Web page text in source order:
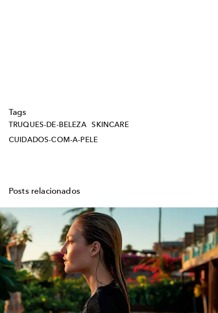
Tags
TRUQUES-DE-BELEZA SKINCARE
CUIDADOS-COM-A-PELE
Posts relacionados